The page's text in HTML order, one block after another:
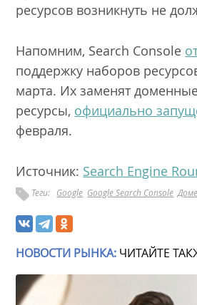
ресурсов возникнуть не
Напомним, Search Console
поддержку наборов
марта. Их заменят
ресурсы, официально
февраля.
Источник: Search Engine
Теги: Google Google Search Console
НОВОСТИ РЫНКА: ЧИТАЙТЕ